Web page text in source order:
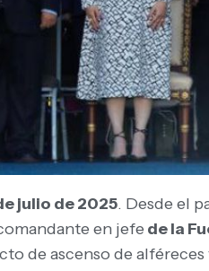
julio de 2025. Desde el
en jefe de la
de ascenso de